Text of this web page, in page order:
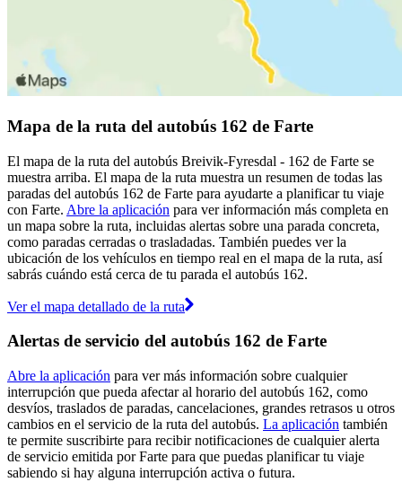
Mapa de la ruta del autobús 162 de Farte
El mapa de la ruta del autobús Breivik-Fyresdal - 162 de Farte se
muestra arriba. El mapa de la ruta muestra un resumen de todas las
paradas del autobús 162 de Farte para ayudarte a planificar tu viaje
con Farte. Abre la aplicación para ver información más completa en
un mapa sobre la ruta, incluidas alertas sobre una parada concreta,
como paradas cerradas o trasladadas. También puedes ver la
ubicación de los vehículos en tiempo real en el mapa de la ruta, así
sabrás cuándo está cerca de tu parada el autobús 162.
Ver el mapa detallado de la ruta
Alertas de servicio del autobús 162 de Farte
Abre la aplicación para ver más información sobre cualquier
interrupción que pueda afectar al horario del autobús 162, como
desvíos, traslados de paradas, cancelaciones, grandes retrasos u otros
cambios en el servicio de la ruta del autobús. La aplicación también
te permite suscribirte para recibir notificaciones de cualquier alerta
de servicio emitida por Farte para que puedas planificar tu viaje
sabiendo si hay alguna interrupción activa o futura.